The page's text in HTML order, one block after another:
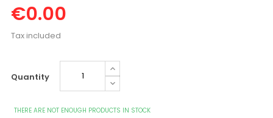
€0.00
Tax included
Quantity
THERE ARE NOT ENOUGH PRODUCTS IN STOCK